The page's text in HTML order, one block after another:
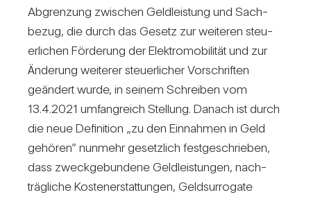
Abgren­zung zwi­schen Geld­leis­tung und Sach­
bezug, die durch das Gesetz zur wei­teren steu­
er­li­chen För­de­rung der Elek­tro­mo­bi­lität und zur
Ände­rung wei­terer steu­er­li­cher Vor­schriften
geän­dert wurde, in seinem Schreiben vom
13.4.2021 umfang­reich Stel­lung. Danach ist durch
die neue Defi­ni­tion „zu den Ein­nahmen in Geld
gehören” nun­mehr gesetz­lich fest­ge­schrieben,
dass zweck­ge­bun­dene Geld­leis­tungen, nach­
träg­liche Kos­ten­er­stat­tungen, Geld­sur­ro­gate